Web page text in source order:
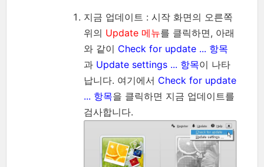
지금 업데이트 : 시작 화면의 오른쪽
위의 Update 메뉴를 클릭하면, 아래
와 같이 Check for update ... 항목
과 Update settings ... 항목이 나타
납니다. 여기에서 Check for update
... 항목을 클릭하면 지금 업데이트를
검사합니다.